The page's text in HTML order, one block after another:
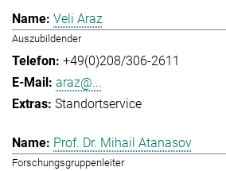
Veli Araz
Auszubildender
+49(0)208/306-2611
araz@...
Standortservice
Prof. Dr. Mihail Atanasov
Forschungsgruppenleiter